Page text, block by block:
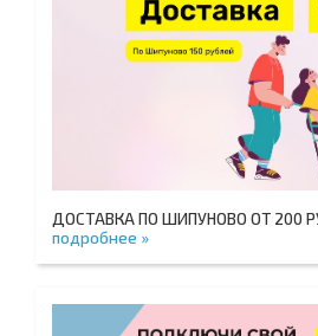
ДОСТАВКА ПО ШИПУНОВО ОТ 200
подробнее »